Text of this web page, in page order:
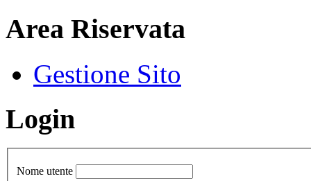
Area Riservata
Gestione Sito
Login
Nome utente